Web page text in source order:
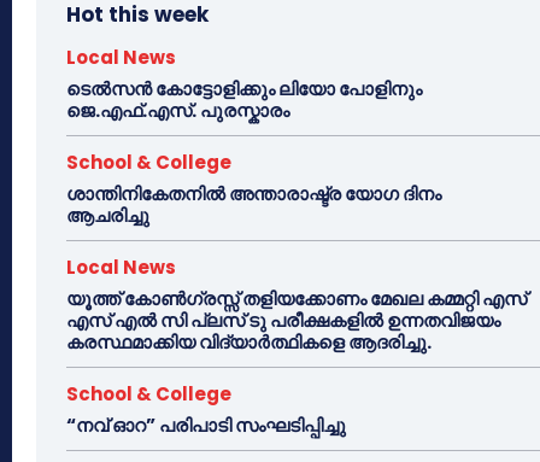
Hot this week
Local News
ടെൽസൻ കോട്ടോളിക്കും ലിയോ പോളിനും
ജെ.എഫ്.എസ്. പുരസ്കാരം
School & College
ശാന്തിനികേതനിൽ അന്താരാഷ്ട്ര യോഗ ദിനം
ആചരിച്ചു
Local News
യൂത്ത് കോൺഗ്രസ്സ് തളിയക്കോണം മേഖല കമ്മറ്റി എസ്
എസ് എൽ സി പ്ലസ് ടു പരീക്ഷകളിൽ ഉന്നതവിജയം
കരസ്ഥമാക്കിയ വിദ്യാർത്ഥികളെ ആദരിച്ചു.
School & College
“നവ് ഓറ” പരിപാടി സംഘടിപ്പിച്ചു